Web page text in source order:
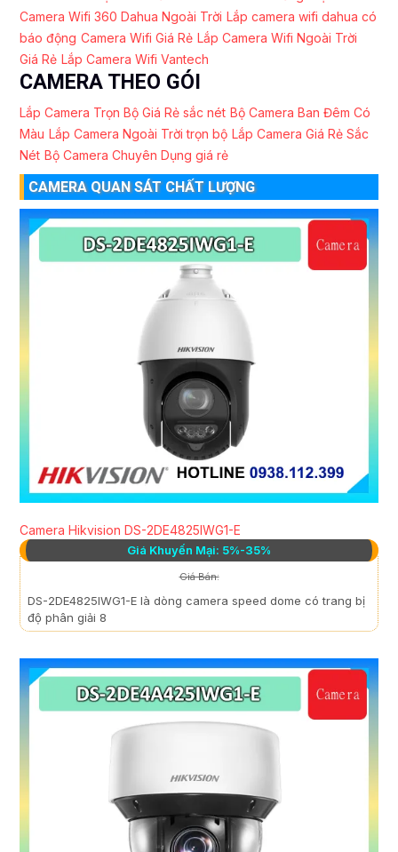
Camera Wifi 360 Dahua Ngoài Trời Lắp camera wifi dahua có
báo động Camera Wifi Giá Rẻ Lắp Camera Wifi Ngoài Trời
Giá Rẻ Lắp Camera Wifi Vantech
CAMERA THEO GÓI
Lắp Camera Trọn Bộ Giá Rẻ sắc nét Bộ Camera Ban Đêm Có
Màu Lắp Camera Ngoài Trời trọn bộ Lắp Camera Giá Rẻ Sắc
Nét Bộ Camera Chuyên Dụng giá rẻ
CAMERA QUAN SÁT CHẤT LƯỢNG
Camera Hikvision DS-2DE4825IWG1-E
Giá Khuyến Mại: 5%-35%
Giá Bán:
DS-2DE4825IWG1-E là dòng camera speed dome có trang bị
độ phân giải 8